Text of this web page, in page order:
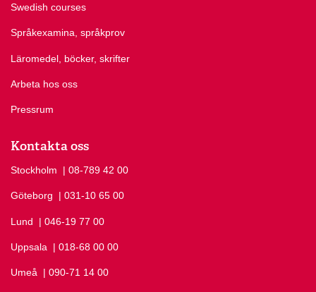
Swedish courses
Språkexamina, språkprov
Läromedel, böcker, skrifter
Arbeta hos oss
Pressrum
Kontakta oss
Stockholm Ring Stockholm på
| 08-789 42 00
Göteborg Ring Göteborg på
| 031-10 65 00
Lund Ring Lund på
| 046-19 77 00
Uppsala Ring Uppsala på
| 018-68 00 00
Umeå Ring Umeå på
| 090-71 14 00